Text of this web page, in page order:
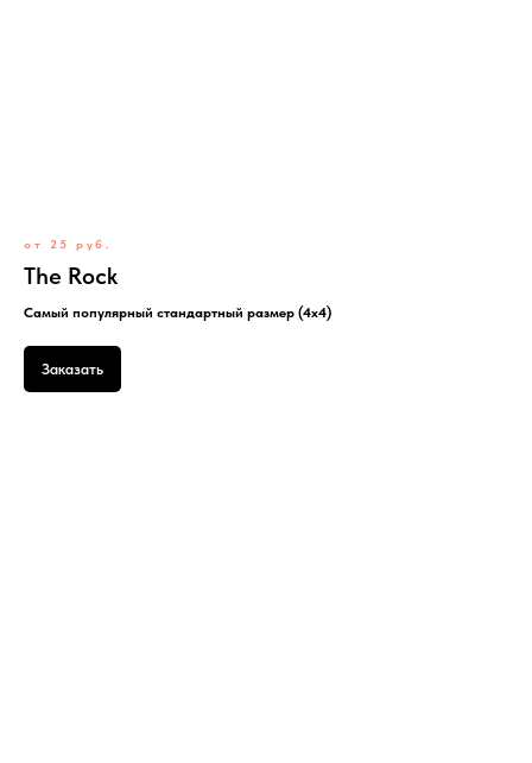
от 25 руб.
The Rock
Самый популярный стандартный размер (4x4)
Заказать